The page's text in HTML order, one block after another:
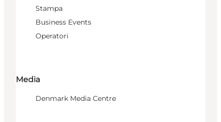
Stampa
Business Events
Operatori
Media
Denmark Media Centre